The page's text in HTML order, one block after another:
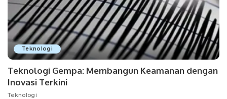
Teknologi
Teknologi Gempa: Membangun Keamanan dengan
Inovasi Terkini
Teknologi